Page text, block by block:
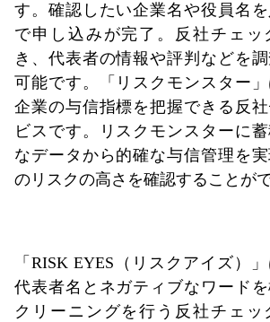
す。確認したい企業名や役員名
で申し込みが完了。反社チェッ
き、代表者の情報や評判などを
可能です。「リスクモンスター
企業の与信指標を把握できる反
ビスです。リスクモンスターに
なデータから的確な与信管理を
のリスクの高さを確認することがで
「RISK EYES（リスクアイズ）
代表者名とネガティブなワード
クリーニングを行う反社チェッ